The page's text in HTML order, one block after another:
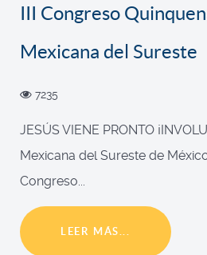
III Congreso
Mexicana del Sureste
7235
JESÚS VIENE PRONTO
Mexicana del Sureste de
Congreso...
LEER MÁS...